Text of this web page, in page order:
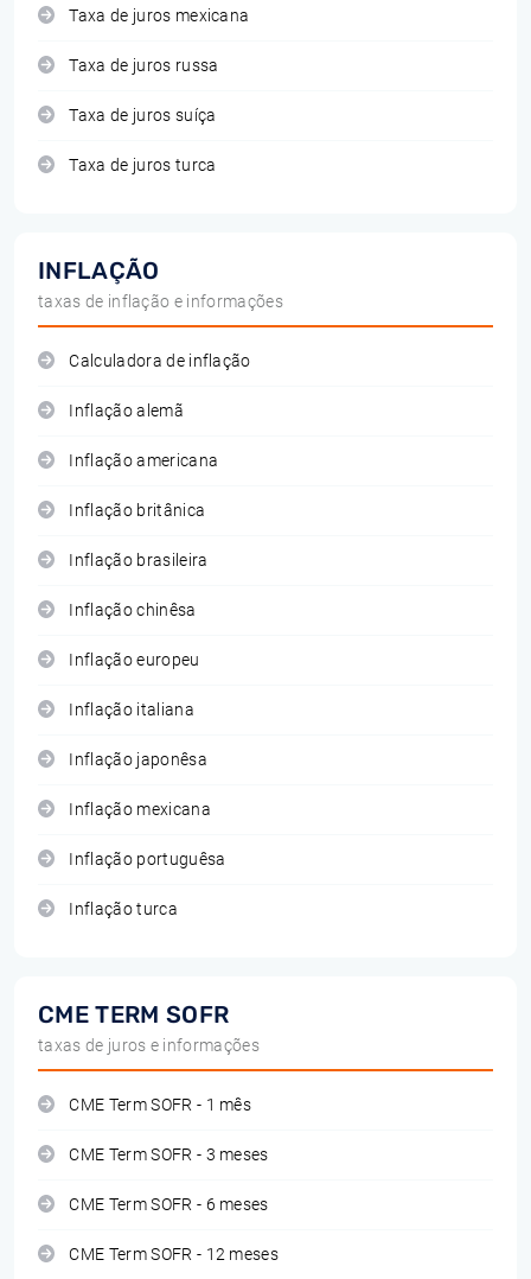
Taxa de juros mexicana
Taxa de juros russa
Taxa de juros suíça
Taxa de juros turca
INFLAÇÃO
taxas de inflação e informações
Calculadora de inflação
Inflação alemã
Inflação americana
Inflação britânica
Inflação brasileira
Inflação chinêsa
Inflação europeu
Inflação italiana
Inflação japonêsa
Inflação mexicana
Inflação portuguêsa
Inflação turca
CME TERM SOFR
taxas de juros e informações
CME Term SOFR - 1 mês
CME Term SOFR - 3 meses
CME Term SOFR - 6 meses
CME Term SOFR - 12 meses